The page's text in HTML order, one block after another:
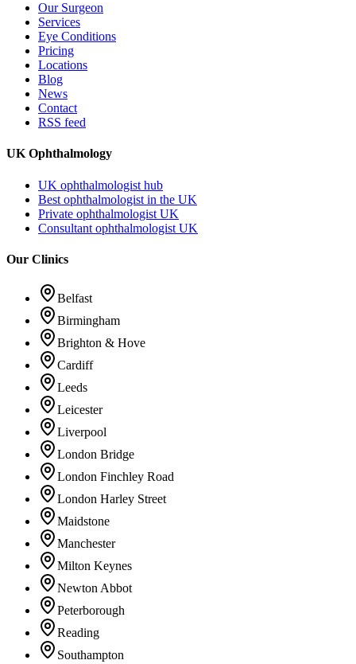
Our Surgeon
Services
Eye Conditions
Pricing
Locations
Blog
News
Contact
RSS feed
UK Ophthalmology
UK ophthalmologist hub
Best ophthalmologist in the UK
Private ophthalmologist UK
Consultant ophthalmologist UK
Our Clinics
Belfast
Birmingham
Brighton & Hove
Cardiff
Leeds
Leicester
Liverpool
London Bridge
London Finchley Road
London Harley Street
Maidstone
Manchester
Milton Keynes
Newton Abbot
Peterborough
Reading
Southampton